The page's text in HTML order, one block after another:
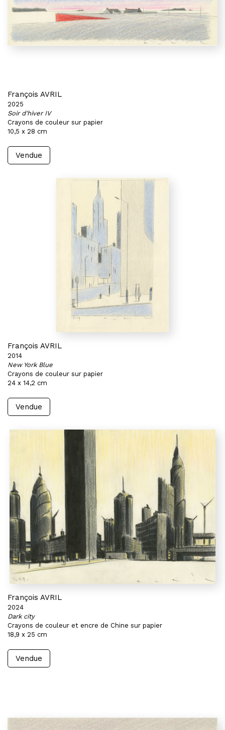
François AVRIL
2025
Soir d'hiver IV
Crayons de couleur sur papier
10,5 x 28 cm
Vendue
François AVRIL
2014
New York Blue
Crayons de couleur sur papier
24 x 14,2 cm
Vendue
François AVRIL
2024
Dark city
Crayons de couleur et encre de Chine sur papier
18,9 x 25 cm
Vendue